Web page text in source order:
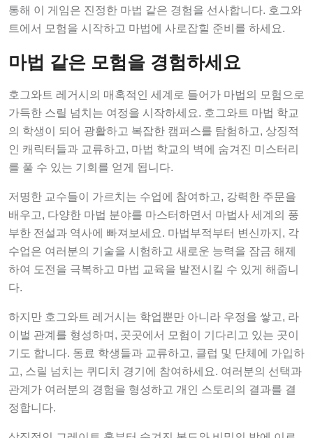
통해 이 게임은 진정한 마법 같은 경험을 선사합니다. 호그와
트에서 모험을 시작하고 마법에 사로잡힐 준비를 하세요.
마법 같은 모험을 경험하세요
호그와트 레거시의 매혹적인 세계로 들어가 마법의 모험으로
가득한 스릴 넘치는 여정을 시작하세요. 호그와트 마법 학교
의 학생이 되어 광활하고 복잡한 캠퍼스를 탐험하고, 상징적
인 캐릭터들과 교류하고, 마법 학교의 벽에 숨겨진 미스터리
를 풀 수 있는 기회를 얻게 됩니다.
저명한 교수들이 가르치는 수업에 참여하고, 강력한 주문을
배우고, 다양한 마법 분야를 마스터하면서 마법사 세계의 풍
부한 전설과 역사에 빠져보세요. 마법부적부터 변신까지, 각
수업은 여러분의 기술을 시험하고 새로운 능력을 잠금 해제
하여 도전을 극복하고 마법 교육을 발전시킬 수 있게 해줍니
다.
하지만 호그와트 레거시는 학업뿐만 아니라 우정을 쌓고, 라
이벌 관계를 형성하며, 곳곳에서 모험이 기다리고 있는 곳이
기도 합니다. 동료 학생들과 교류하고, 클럽 및 단체에 가입하
고, 스릴 넘치는 퀴디치 경기에 참여하세요. 여러분의 선택과
관계가 여러분의 경험을 형성하고 개인 스토리의 결과를 결
정합니다.
상징적인 그레이트 홀부터 숨겨진 복도와 비밀의 방에 이르